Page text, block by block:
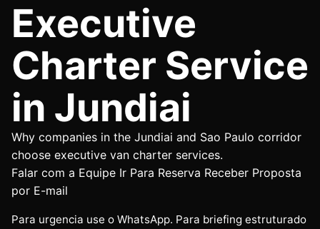
Executive
Charter Service
in Jundiai
Why companies in the Jundiai and Sao Paulo corridor
choose executive van charter services.
Falar com a Equipe Ir Para Reserva Receber Proposta
por E-mail
Para urgencia use o WhatsApp. Para briefing estruturado